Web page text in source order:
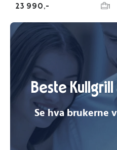
23 990,- 1
Beste
Se hva brukerne